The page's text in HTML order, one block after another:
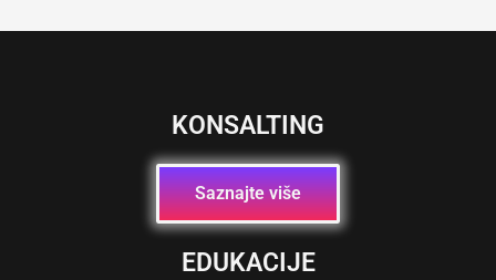
KONSALTING
Saznajte više
EDUKACIJE